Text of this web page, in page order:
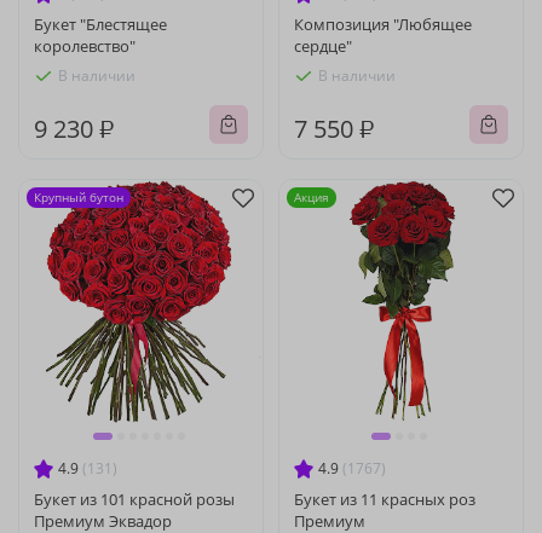
Букет "Блестящее
королевство"
В наличии
9 230 ₽
Композиция "Любящее
сердце"
В наличии
7 550 ₽
4.9 (131)
Букет из 101 красной розы
Премиум Эквадор
Крупный бутон
4.9 (1767)
Букет из 11 красных роз
Премиум
Акция